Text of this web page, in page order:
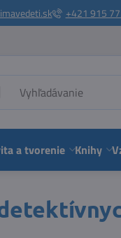
+421 915
a tvorenie Knihy